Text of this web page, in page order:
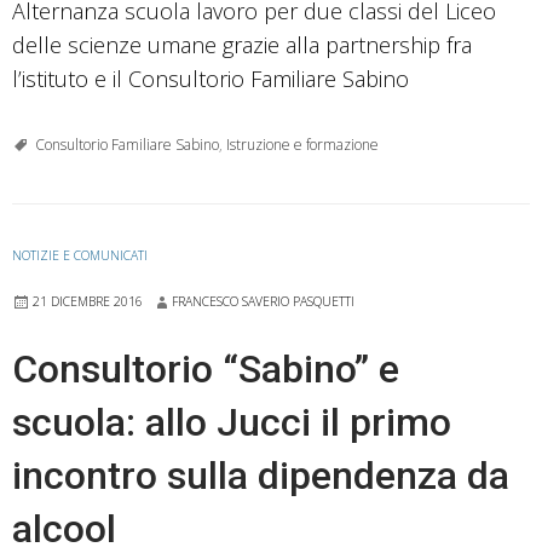
Alternanza scuola lavoro per due classi del Liceo
delle scienze umane grazie alla partnership fra
l’istituto e il Consultorio Familiare Sabino
Consultorio Familiare Sabino, Istruzione e formazione
NOTIZIE E COMUNICATI
21 DICEMBRE 2016 FRANCESCO SAVERIO PASQUETTI
Consultorio “Sabino” e
scuola: allo Jucci il primo
incontro sulla dipendenza da
alcool